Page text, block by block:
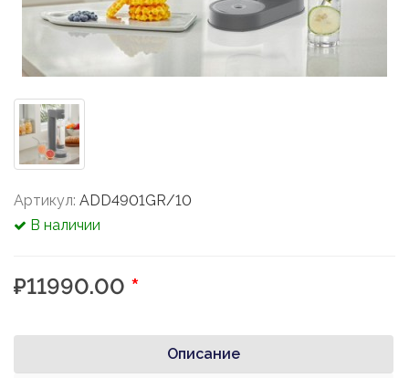
Артикул: ADD4901GR/10
В наличии
₽11990.00 *
Описание